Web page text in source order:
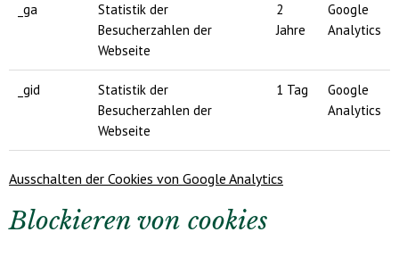
_ga
Statistik der
Besucherzahlen der
Webseite
2
Jahre
Google
Analytics
_gid
Statistik der
Besucherzahlen der
Webseite
1 Tag
Google
Analytics
Ausschalten der Cookies von Google Analytics
Blockieren von cookies